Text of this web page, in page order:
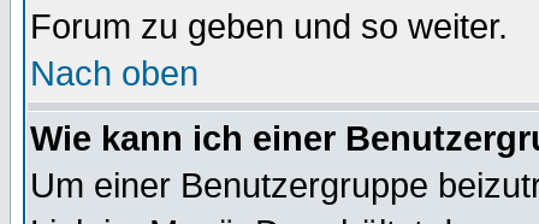
Forum zu geben und so weiter.
Nach oben
Wie kann ich einer
Um einer Benutzergruppe